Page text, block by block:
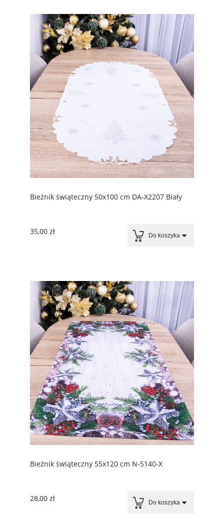
Bieżnik świąteczny 50x100 cm DA-X2207 Biały
35,00 zł Do koszyka
Bieżnik świąteczny 55x120 cm N-5140-X
28,00 zł Do koszyka